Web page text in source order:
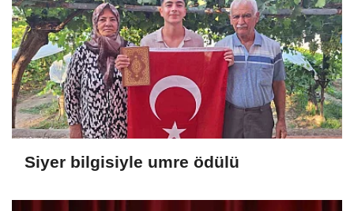
Siyer bilgisiyle umre ödülü